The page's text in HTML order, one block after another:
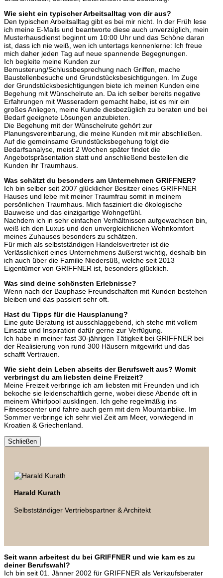
Wie sieht ein typischer Arbeitsalltag von dir aus?
Den typischen Arbeitsalltag gibt es bei mir nicht. In der Früh lese
ich meine E-Mails und beantworte diese auch unverzüglich, mein
Musterhausdienst beginnt um 10:00 Uhr und das Schöne daran
ist, dass ich nie weiß, wen ich untertags kennenlerne: Ich freue
mich daher jeden Tag auf neue spannende Begegnungen.
Ich begleite meine Kunden zur
Bemusterung/Schlussbesprechung nach Griffen, mache
Baustellenbesuche und Grundstücksbesichtigungen. Im Zuge
der Grundstücksbesichtigungen biete ich meinen Kunden eine
Begehung mit Wünschelrute an. Da ich selber bereits negative
Erfahrungen mit Wasseradern gemacht habe, ist es mir ein
großes Anliegen, meine Kunde diesbezüglich zu beraten und bei
Bedarf geeignete Lösungen anzubieten.
Die Begehung mit der Wünschelrute gehört zur
Planungsvereinbarung, die meine Kunden mit mir abschließen.
Auf die gemeinsame Grundstücksbegehung folgt die
Bedarfsanalyse, meist 2 Wochen später findet die
Angebotspräsentation statt und anschließend bestellen die
Kunden ihr Traumhaus.
Was schätzt du besonders am Unternehmen GRIFFNER?
Ich bin selber seit 2007 glücklicher Besitzer eines GRIFFNER
Hauses und lebe mit meiner Traumfrau somit in meinem
persönlichen Traumhaus. Mich fasziniert die ökologische
Bauweise und das einzigartige Wohngefühl.
Nachdem ich in sehr einfachen Verhältnissen aufgewachsen bin,
weiß ich den Luxus und den unvergleichlichen Wohnkomfort
meines Zuhauses besonders zu schätzen.
Für mich als selbstständigen Handelsvertreter ist die
Verlässlichkeit eines Unternehmens äußerst wichtig, deshalb bin
ich auch über die Familie Niedersüß, welche seit 2013
Eigentümer von GRIFFNER ist, besonders glücklich.
Was sind deine schönsten Erlebnisse?
Wenn nach der Bauphase Freundschaften mit Kunden bestehen
bleiben und das passiert sehr oft.
Hast du Tipps für die Hausplanung?
Eine gute Beratung ist ausschlaggebend, ich stehe mit vollem
Einsatz und Inspiration dafür gerne zur Verfügung.
Ich habe in meiner fast 30-jährigen Tätigkeit bei GRIFFNER bei
der Realisierung von rund 300 Häusern mitgewirkt und das
schafft Vertrauen.
Wie sieht dein Leben abseits der Berufswelt aus? Womit
verbringst du am liebsten deine Freizeit?
Meine Freizeit verbringe ich am liebsten mit Freunden und ich
bekoche sie leidenschaftlich gerne, wobei diese Abende oft in
meinem Whirlpool ausklingen. Ich gehe regelmäßig ins
Fitnesscenter und fahre auch gern mit dem Mountainbike. Im
Sommer verbringe ich sehr viel Zeit am Meer, vorwiegend in
Kroatien & Griechenland.
Schließen
Harald Kurath
Selbstständiger Vertriebspartner & Architekt
Seit wann arbeitest du bei GRIFFNER und wie kam es zu
deiner Berufswahl?
Ich bin seit 01. Jänner 2002 für GRIFFNER als Verkaufsberater